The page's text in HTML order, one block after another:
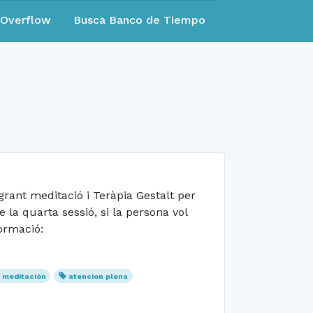
Busca Banco de Tiempo
meditació i Teràpia Gestalt per
la quarta sessió, si la persona vol
atencion plena